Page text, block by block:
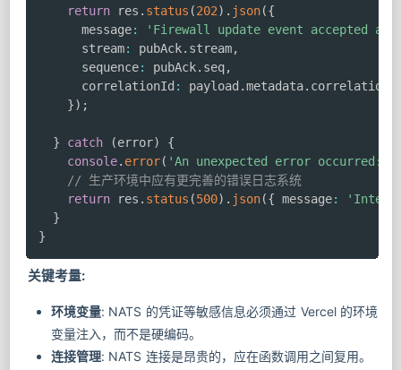
return res . status (202) . json({
      message
:
'Firewall update event accepted and
      stream
: pubAck. stream,
      sequence
: pubAck. seq,
      correlationId
: payload .metadata.
}) ;
} catch (error)
{
console. error( 'An unexpected error occurred:'
// 生产环境中应有更完善的错误日志系统
return res . status (500) . json({ message:
}
}
关键考量:
环境变量: NATS 的凭证等敏感信息必须通过 Vercel 的环境
变量注入，而不是硬编码。
连接管理: NATS 连接是昂贵的，应在函数调用之间复用。